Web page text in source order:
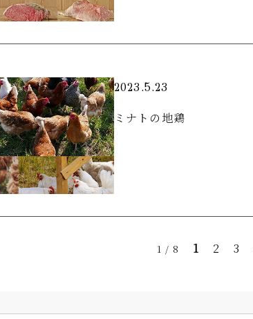
2023.5.23
ミナトの地鶏
1 / 8 1 2 3